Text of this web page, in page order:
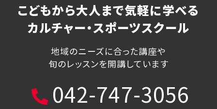
こどもから大人まで気軽に学べる
カルチャー・スポーツスクール
地域のニーズに合った講座や
旬のレッスンを開講しています
042-747-3056